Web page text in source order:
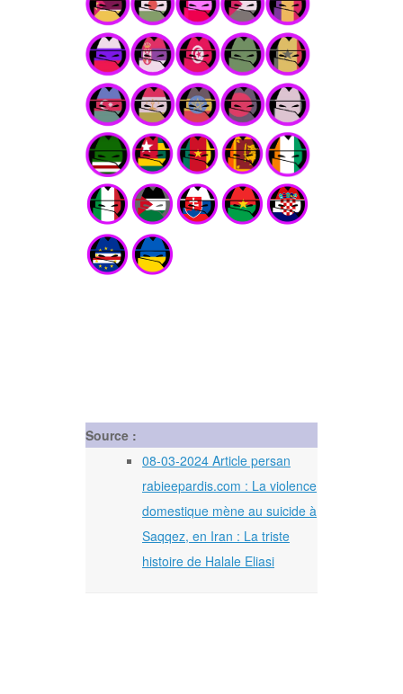
Source :
08-03-2024 Article persan
rabieepardis.com : La violence
domestique mène au suicide à
Saqqez, en Iran : La triste
histoire de Halale Eliasi